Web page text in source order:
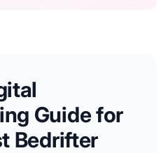
Guide for
Bedrifter